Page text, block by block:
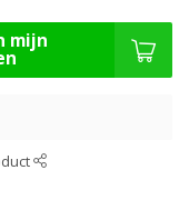
mijn